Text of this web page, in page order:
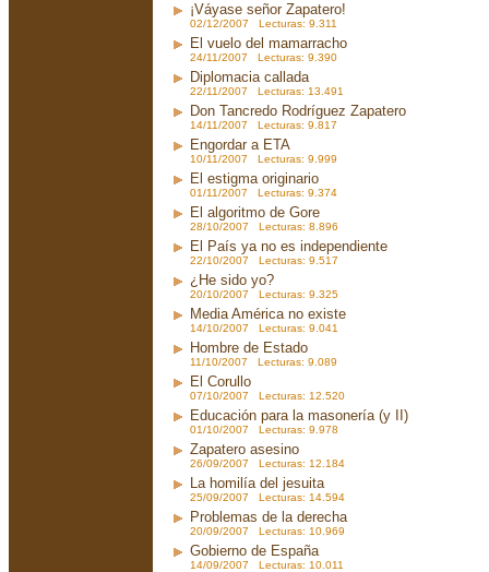
¡Váyase señor Zapatero!
02/12/2007 Lecturas: 9.311
El vuelo del mamarracho
24/11/2007 Lecturas: 9.390
Diplomacia callada
22/11/2007 Lecturas: 13.491
Don Tancredo Rodríguez Zapatero
14/11/2007 Lecturas: 9.817
Engordar a ETA
10/11/2007 Lecturas: 9.999
El estigma originario
01/11/2007 Lecturas: 9.374
El algoritmo de Gore
28/10/2007 Lecturas: 8.896
El País ya no es independiente
22/10/2007 Lecturas: 9.517
¿He sido yo?
20/10/2007 Lecturas: 9.325
Media América no existe
14/10/2007 Lecturas: 9.041
Hombre de Estado
11/10/2007 Lecturas: 9.089
El Corullo
07/10/2007 Lecturas: 12.520
Educación para la masonería (y II)
01/10/2007 Lecturas: 9.978
Zapatero asesino
26/09/2007 Lecturas: 12.184
La homilía del jesuita
25/09/2007 Lecturas: 14.594
Problemas de la derecha
20/09/2007 Lecturas: 10.969
Gobierno de España
14/09/2007 Lecturas: 10.011